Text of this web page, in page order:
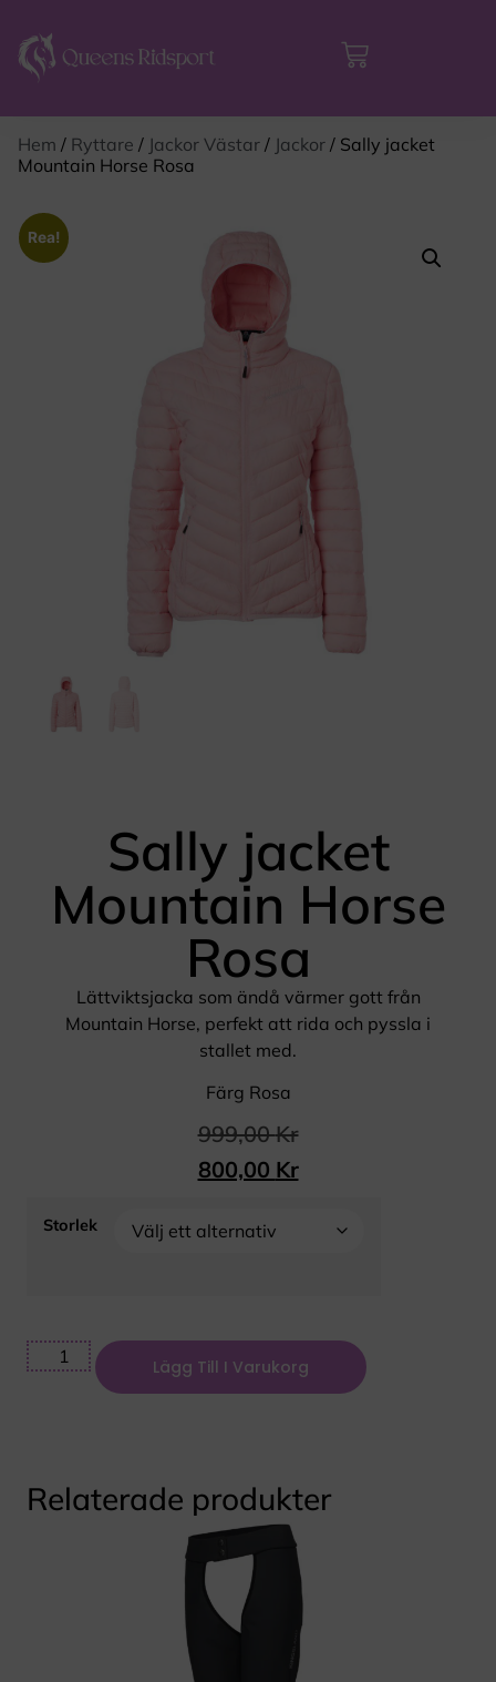
Hem / Ryttare / Jackor Västar / Jackor / Sally jacket
Mountain Horse Rosa
Sally jacket
Mountain Horse
Rosa
Lättviktsjacka som ändå värmer gott från
Mountain Horse, perfekt att rida och pyssla i
stallet med.
Färg Rosa
999,00Kr
800,00 Kr
Storlek
Lägg Till I Varukorg
Rea!
Relaterade produkter